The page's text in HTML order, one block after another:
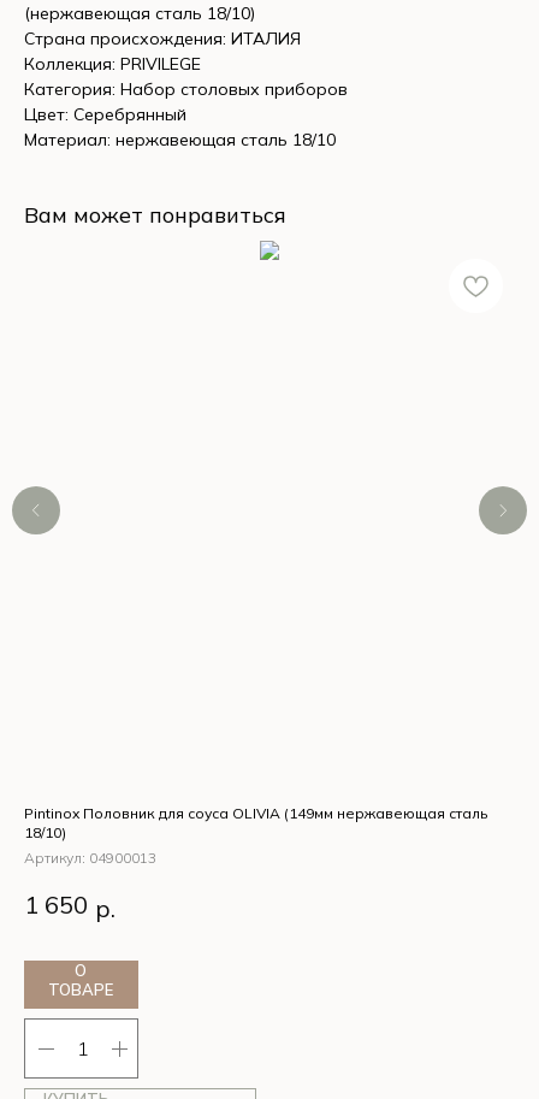
(нержавеющая сталь 18/10)
Страна происхождения: ИТАЛИЯ
Коллекция: PRIVILEGE
Категория: Набор столовых приборов
Цвет: Серебрянный
Материал: нержавеющая сталь 18/10
Вам может понравиться
Pintinox Половник для соуса OLIVIA (149мм нержавеющая сталь
18/10)
Артикул: 04900013
сталь 18/10)
1 650 р.
О
ТОВАРЕ